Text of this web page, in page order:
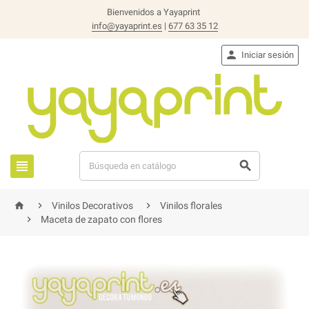
Bienvenidos a Yayaprint
info@yayaprint.es | 677 63 35 12
 
 Iniciar sesión
  Vinilos Decorativos 
Vinilos florales

Maceta de zapato con flores